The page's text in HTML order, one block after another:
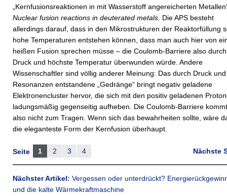
„Kernfusionsreaktionen in mit Wasserstoff angereicherten
Nuclear fusion reactions in deuterated metals . Die APS besteht
allerdings darauf, dass in den Mikrostrukturen der Reaktorfüllung
hohe Temperaturen entstehen können, dass man auch hier von
heißen Fusion sprechen müsse – die Coulomb-Barriere also durch
Druck und höchste Temperatur überwunden würde. Andere
Wissenschaftler sind völlig anderer Meinung: Das durch Druck und
Resonanzen entstandene „Gedränge“ bringt negativ geladene
Elektronencluster hervor, die sich mit den positiv geladenen
ladungsmäßig gegenseitig aufheben. Die Coulomb-Barriere kommt
also nicht zum Tragen. Wenn sich das bewahrheiten sollte, wäre
die eleganteste Form der Kernfusion überhaupt.
Nächste
Seite 1 2 3 4
Nächster Artikel: Vergessen oder unterdrückt?
und die kalte Wärmekraftmaschine